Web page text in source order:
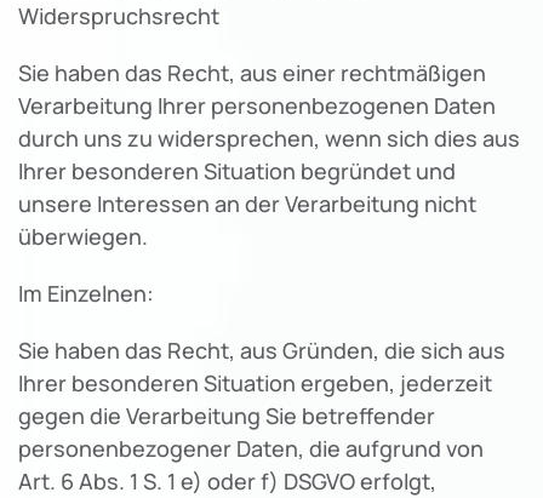
Widerspruchsrecht
Sie haben das Recht, aus einer rechtmäßigen
Verarbeitung Ihrer personenbezogenen Daten
durch uns zu widersprechen, wenn sich dies aus
Ihrer besonderen Situation begründet und
unsere Interessen an der Verarbeitung nicht
überwiegen.
Im Einzelnen:
Sie haben das Recht, aus Gründen, die sich aus
Ihrer besonderen Situation ergeben, jederzeit
gegen die Verarbeitung Sie betreffender
personenbezogener Daten, die aufgrund von
Art. 6 Abs. 1 S. 1 e) oder f) DSGVO erfolgt,